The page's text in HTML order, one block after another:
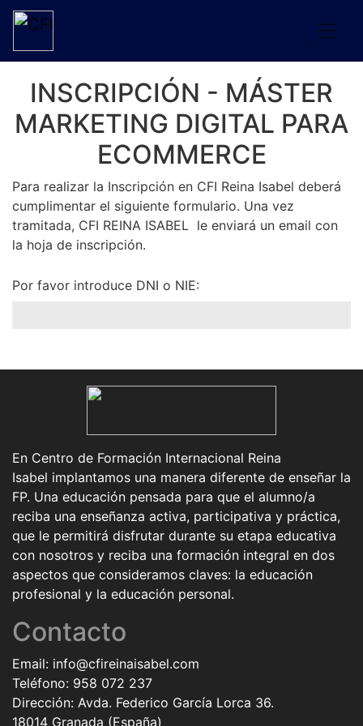
INSCRIPCIÓN - MÁSTER
MARKETING DIGITAL PARA
ECOMMERCE
Para realizar la Inscripción en CFI Reina Isabel deberá
cumplimentar el siguiente formulario. Una vez
tramitada, CFI REINA ISABEL le enviará un email con
la hoja de inscripción.
Por favor introduce DNI o NIE:
En Centro de Formación Internacional Reina
Isabel implantamos una manera diferente de enseñar la
FP. Una educación pensada para que el alumno/a
reciba una enseñanza activa, participativa y práctica,
que le permitirá disfrutar durante su etapa educativa
con nosotros y reciba una formación integral en dos
aspectos que consideramos claves: la educación
profesional y la educación personal.
Contacto
Email: info@cfireinaisabel.com
Teléfono: 958 072 237
Dirección: Avda. Federico García Lorca 36.
18014 Granada (España)